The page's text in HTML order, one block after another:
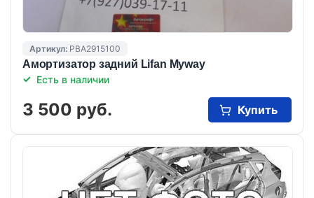
Артикул: PBA2915100
Амортизатор задний Lifan Myway
Есть в наличии
3 500 руб. Купить